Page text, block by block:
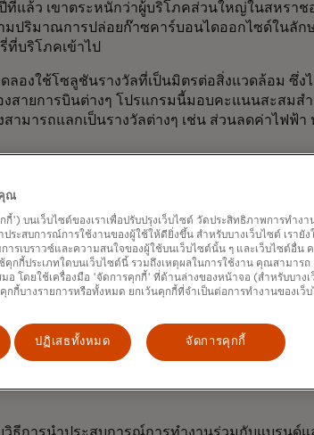
ที่แล้ว เขาตระหนักว่าผู้บริโภคส่วนใหญ่ในสหรา
ามปริมาณการปล่อยก๊าซคาร์บอนไดออกไซด์ในลั
ที่บริโภคเข้าไป
ลองใช้โซลูชันรางวัลที่เป็นมิตรต่อสิ่งแวดล้อม ซึ่ง
สายการบินต่างๆ โปรแกรมนี้มอบคะแนนสะสมส
มารถแลกเป็นรางวัลต่างๆ เช่น ส่วนลดค่าไฟฟ้า
งไกลกว่านั้นคือการมอบคะแนนสะสมสำหรับผลิต
สินค้าอุปโภคบริโภคบรรจุภัณฑ์ ซึ่งสามารถนำไ
ร้างวงจรที่ดีของการเปลี่ยนแปลงพฤติกรรมที่ดีขึ้น”
จสิ่งแวดล้อมซึ่งคาดว่าจะพุ่งสูงขึ้นจาก 500 พันล้
นั้น Reewild จึงกำลังใช้ประโยชน์จากแรงกดดัน
งภาพลักษณ์ด้านความยั่งยืนเพื่อตอบสนองข้อกำห
นความยั่งยืนมาเจ็ดปี ซึ่งรวมถึงการช่วยสร้างธุร
ม หญิงวัย 33 ปีผู้นี้ ซึ่งแต่งงานกับเชฟมืออาชีพ ได้
ก่อให้เกิดการปล่อยก๊าซเรือนกร
ณ
') บนเว็บไซต์ของเราเพื่อปรับปรุงเว็บไซต์ วัดประสิทธิภาพการทำงา
ะสบการณ์การใช้งานของผู้ใช้ให้ดียิ่งขึ้น สำหรับบางเว็บไซต์ เรายัง
รเบราวซ์และความสนใจของผู้ใช้บนเว็บไซต์นั้น ๆ และเว็บไซต์อื่น
คุกกี้ประเภทใดบนเว็บไซต์นี้ รวมถึงเหตุผลในการใช้งาน คุณสามารถ
อ โดยใช้เครื่องมือ 'จัดการคุกกี้' ที่ด้านล่างของหน้าจอ (สำหรับบางเ
กกี้บางรายการหรือทั้งหมด ยกเว้นคุกกี้ที่จำเป็นต่อการทำงานของเว็บ
ปฏิเสธทั้งหมด จัดการคุกกี้